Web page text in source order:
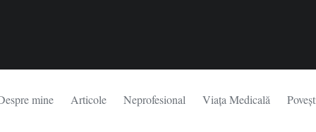
mine Articole Neprofesional Viața Medicală